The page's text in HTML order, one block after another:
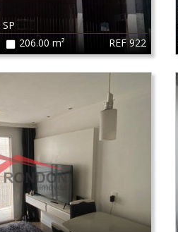
REF 922
SP
206.00 m²